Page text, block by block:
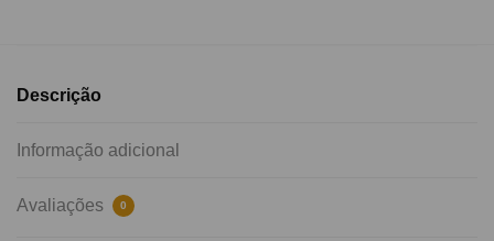
Descrição
Informação adicional
Avaliações 0